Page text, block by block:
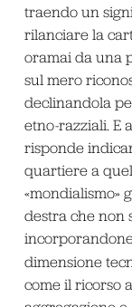
traendo un
rilanciare la
oramai da una
sul mero
declinandola
etno-razziali. E
risponde
quartiere a
«mondialismo»
destra che non
dimensione
come il ricorso